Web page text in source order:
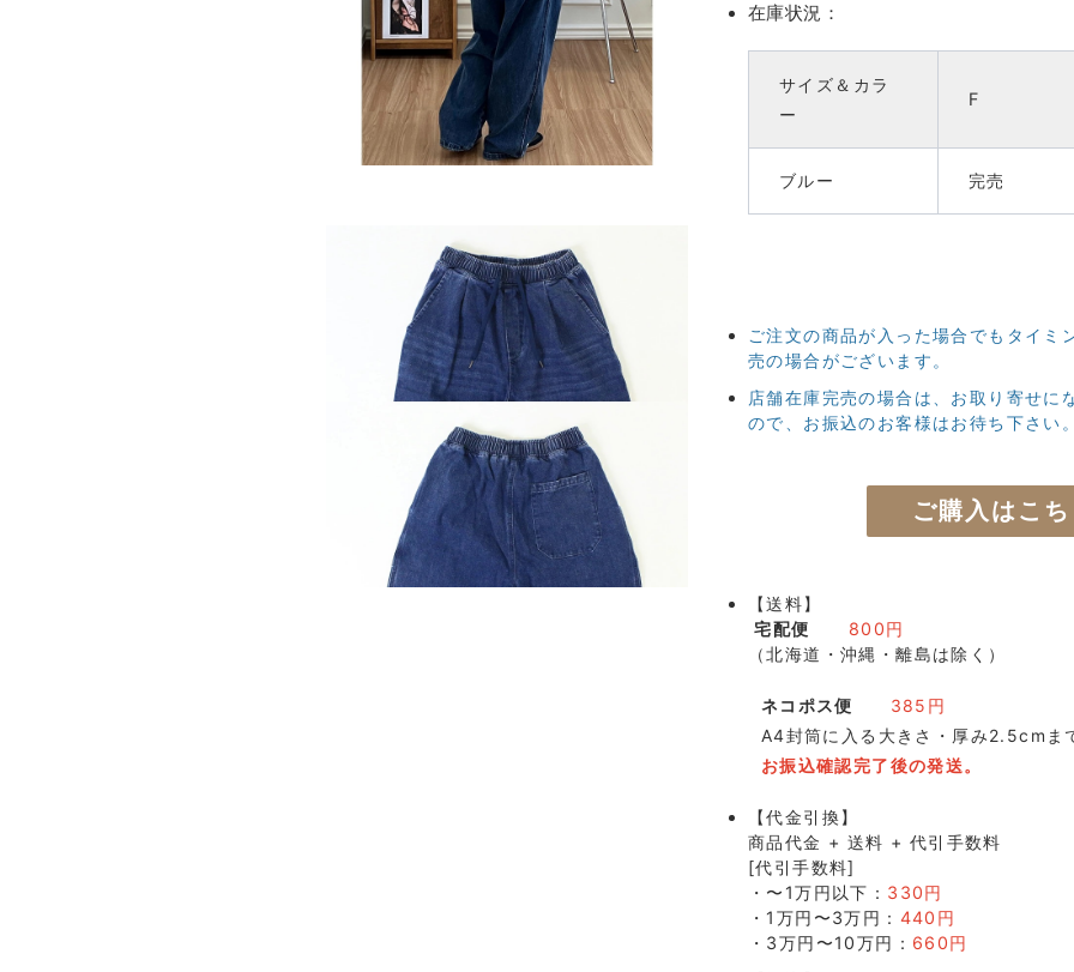
在庫状況：
サイズ＆カラ
ー
F
ブルー 完売
ご注文の商品が入った場合でもタイミ
売の場合がございます。
店舗在庫完売の場合は、お取り寄せに
ので、お振込のお客様はお待ち下さい
ご購入はこ
【送料】
宅配便
800円
（北海道・沖縄・離島は除く）
ネコポス便
385円
A4封筒に入る大きさ・厚み2.5cmま
お振込確認完了後の発送。
【代金引換】
商品代金 + 送料 + 代引手数料
[代引手数料]
・〜1万円以下： 330円
・1万円〜3万円： 440円
・3万円〜10万円： 660円